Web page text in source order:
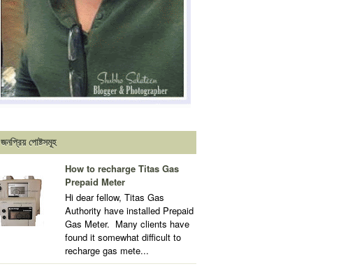
জনপ্রিয় পোষ্টসমূহ
How to recharge Titas Gas
Prepaid Meter
Hi dear fellow, Titas Gas
Authority have installed Prepaid
Gas Meter. Many clients have
found it somewhat difficult to
recharge gas mete...